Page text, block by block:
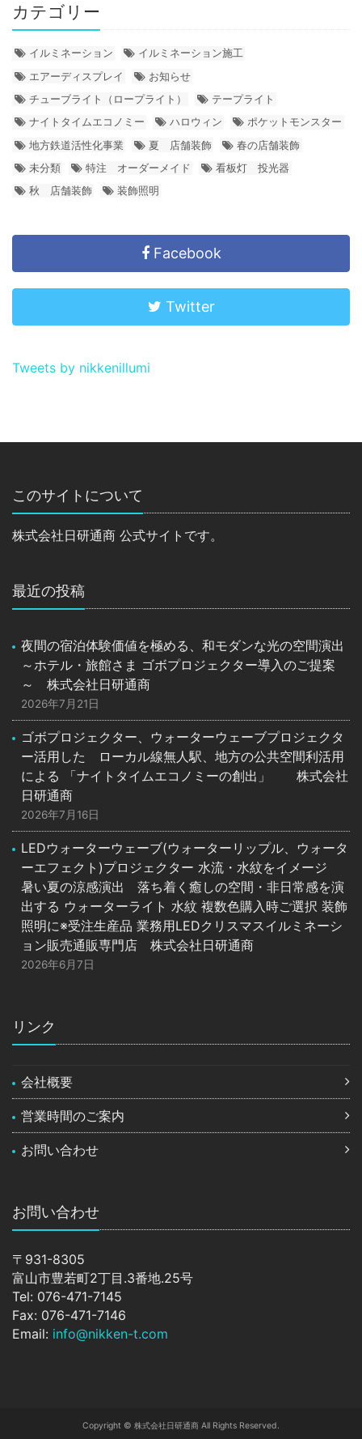
カテゴリー
イルミネーション
イルミネーション施工
エアーディスプレイ
お知らせ
チューブライト（ロープライト）
テープライト
ナイトタイムエコノミー
ハロウィン
ポケットモンスター
地方鉄道活性化事業
夏 店舗装飾
春の店舗装飾
未分類
特注 オーダーメイド
看板灯 投光器
秋 店舗装飾
装飾照明
Facebook
Twitter
Tweets by nikkenillumi
このサイトについて
株式会社日研通商 公式サイトです。
最近の投稿
夜間の宿泊体験価値を極める、和モダンな光の空間演出
～ホテル・旅館さま ゴボプロジェクター導入のご提案
～ 株式会社日研通商
2026年7月21日
ゴボプロジェクター、ウォーターウェーブプロジェクタ
ー活用した ローカル線無人駅、地方の公共空間利活用
による 「ナイトタイムエコノミーの創出」 株式会社
日研通商
2026年7月16日
LEDウォーターウェーブ(ウォーターリップル、ウォータ
ーエフェクト)プロジェクター 水流・水紋をイメージ
暑い夏の涼感演出 落ち着く癒しの空間・非日常感を演
出する ウォーターライト 水紋 複数色購入時ご選択 装飾
照明に※受注生産品 業務用LEDクリスマスイルミネーシ
ョン販売通販専門店 株式会社日研通商
2026年6月7日
リンク
会社概要
営業時間のご案内
お問い合わせ
お問い合わせ
〒931-8305
富山市豊若町2丁目.3番地.25号
Tel: 076-471-7145
Fax: 076-471-7146
Email: info@nikken-t.com
Copyright © 株式会社日研通商 All Rights Reserved.